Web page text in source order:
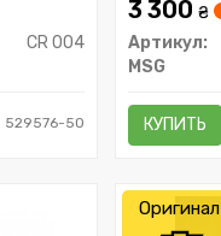
CR 004
529576-50
3 300₴
Артикул:
MSG
КУПИТЬ
Оригинал